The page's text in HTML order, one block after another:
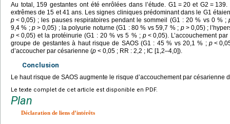
Au total, 159 gestantes ont été enrôlées dans l’étude. G1 = 20 et G2 = 139.
extrêmes de 15 et 41 ans. Les signes cliniques prédominant dans le G1
p < 0,05) ; les pauses respiratoires pendant le sommeil (G1 : 20 % vs 0 % ;
9,4 % ;p > 0,05) ; la polyurie noturne (G1 : 80 % vs 59,7 % ; p > 0,05) ;
p < 0,05) et la protéinurie (G1 : 20 % vs 5 % ; p < 0,05). L’accouchement
groupe de gestantes à haut risque de SAOS (G1 : 45 % vs 20,1 % ; p <
d’accoucher par césarienne (p < 0,05 ; RR : 2,2 ; IC [1,2–4,0]).
Conclusion
Le haut risque de SAOS augmente le risque d’accouchement par césarienne
Le texte complet de cet article est disponible en PDF.
Plan
Déclaration de liens d’intérêts